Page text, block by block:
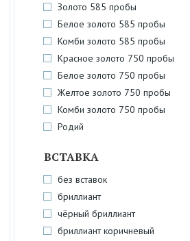
Золото 585 пробы
Белое золото 585 пробы
Комби золото 585 пробы
Красное золото 750 пробы
Белое золото 750 пробы
Желтое золото 750 пробы
Комби золото 750 пробы
Родий
ВСТАВКА
без вставок
бриллиант
чёрный бриллиант
бриллиант коричневый